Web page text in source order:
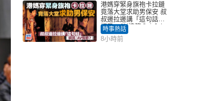
港媽穿緊身旗袍卡拉鏈
竟落大堂求助男保安 叔
叔邊拉邊講「這句話」
網民：AV情節？｜Juicy
叮
時事熱話
8小時前